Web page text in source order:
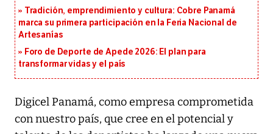
Tradición, emprendimiento y cultura: Cobre Panamá
marca su primera participación en la Feria Nacional de
Artesanías
Foro de Deporte de Apede 2026: El plan para
transformar vidas y el país
Digicel Panamá, como empresa comprometida
con nuestro país, que cree en el potencial y